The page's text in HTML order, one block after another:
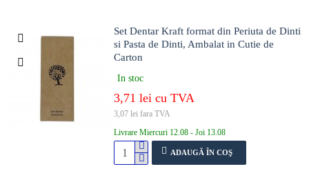
Set Dentar Kraft format din Periuta de Dinti
si Pasta de Dinti, Ambalat in Cutie de
Carton
In stoc
3,71 lei cu TVA
3,07 lei fara TVA
Livrare Miercuri 12.08 - Joi 13.08
ADAUGĂ ÎN COŞ